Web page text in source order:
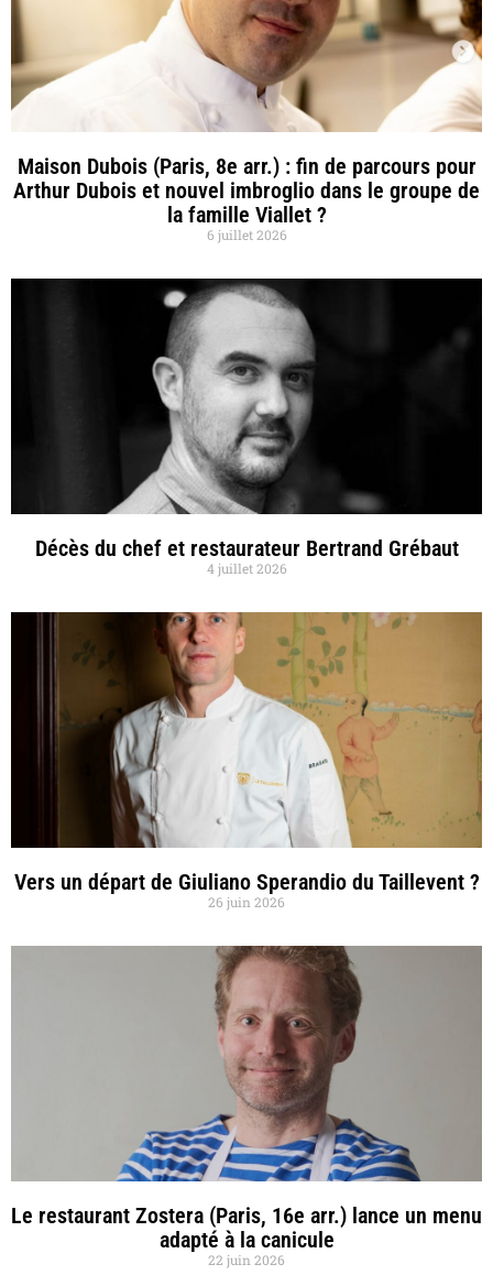
Maison Dubois (Paris, 8e arr.) : fin de parcours pour
Arthur Dubois et nouvel imbroglio dans le groupe de
la famille Viallet ?
6 juillet 2026
Décès du chef et restaurateur Bertrand Grébaut
4 juillet 2026
Vers un départ de Giuliano Sperandio du Taillevent ?
26 juin 2026
Le restaurant Zostera (Paris, 16e arr.) lance un menu
adapté à la canicule
22 juin 2026